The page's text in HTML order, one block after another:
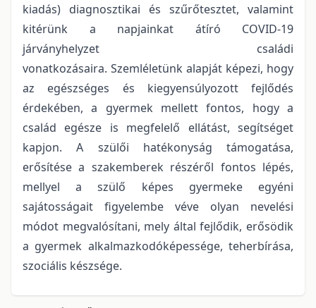
kiadás) diagnosztikai és szűrőtesztet, valamint
kitérünk a napjainkat átíró COVID-19
járványhelyzet családi
vonatkozásaira. Szemléletünk alapját képezi, hogy
az egészséges és kiegyensúlyozott fejlődés
érdekében, a gyermek mellett fontos, hogy a
család egésze is megfelelő ellátást, segítséget
kapjon. A szülői hatékonyság támogatása,
erősítése a szakemberek részéről fontos lépés,
mellyel a szülő képes gyermeke egyéni
sajátosságait figyelembe véve olyan nevelési
módot megvalósítani, mely által fejlődik, erősödik
a gyermek alkalmazkodóképessége, teherbírása,
szociális készsége.